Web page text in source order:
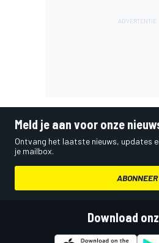
Meld je aan voor onze
Ontvang het laatste nieuws, updates
je mailbox.
ABONNEER
Download